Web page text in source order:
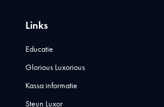
Links
Educatie
Glorious Luxorious
Kassa informatie
Steun Luxor